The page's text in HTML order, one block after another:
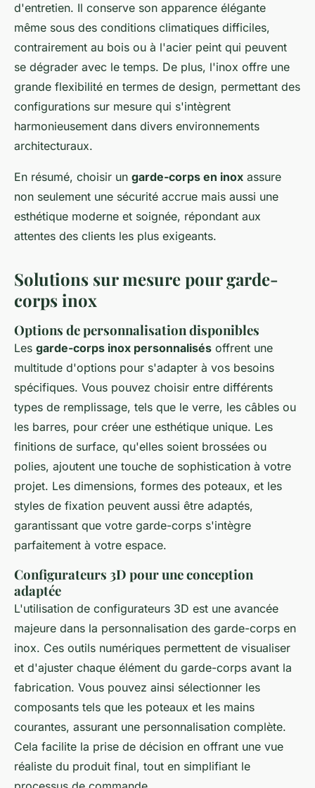
d'entretien. Il conserve son apparence élégante
même sous des conditions climatiques difficiles,
contrairement au bois ou à l'acier peint qui peuvent
se dégrader avec le temps. De plus, l'inox offre une
grande flexibilité en termes de design, permettant des
configurations sur mesure qui s'intègrent
harmonieusement dans divers environnements
architecturaux.
En résumé, choisir un garde-corps en inox assure
non seulement une sécurité accrue mais aussi une
esthétique moderne et soignée, répondant aux
attentes des clients les plus exigeants.
Solutions sur mesure pour garde-
corps inox
Options de personnalisation disponibles
Les garde-corps inox personnalisés offrent une
multitude d'options pour s'adapter à vos besoins
spécifiques. Vous pouvez choisir entre différents
types de remplissage, tels que le verre, les câbles ou
les barres, pour créer une esthétique unique. Les
finitions de surface, qu'elles soient brossées ou
polies, ajoutent une touche de sophistication à votre
projet. Les dimensions, formes des poteaux, et les
styles de fixation peuvent aussi être adaptés,
garantissant que votre garde-corps s'intègre
parfaitement à votre espace.
Configurateurs 3D pour une conception
adaptée
L'utilisation de configurateurs 3D est une avancée
majeure dans la personnalisation des garde-corps en
inox. Ces outils numériques permettent de visualiser
et d'ajuster chaque élément du garde-corps avant la
fabrication. Vous pouvez ainsi sélectionner les
composants tels que les poteaux et les mains
courantes, assurant une personnalisation complète.
Cela facilite la prise de décision en offrant une vue
réaliste du produit final, tout en simplifiant le